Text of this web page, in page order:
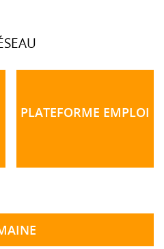
PLATEFORME EMPLOI